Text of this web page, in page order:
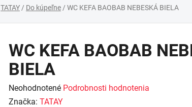
TATAY / Do kúpeľne / WC KEFA BAOBAB NEBESKÁ BIELA
WC KEFA BAOBAB
BIELA
Priemerné
hodnotenie
Neohodnotené Podrobnosti hodnotenia
Značka: TATAY